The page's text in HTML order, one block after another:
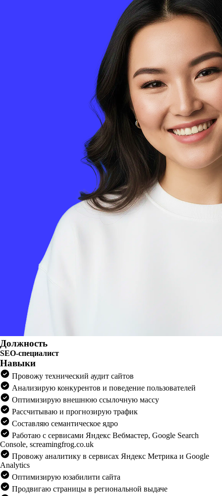
Должность
SEO-специалист
Навыки
Провожу технический аудит сайтов
Анализирую конкурентов и поведение пользователей
Оптимизирую внешнюю ссылочную массу
Рассчитываю и прогнозирую трафик
Составляю семантическое ядро
Работаю с сервисами Яндекс Вебмастер, Google Search
Console, screamingfrog.co.uk
Провожу аналитику в сервисах Яндекс Метрика и Google
Analytics
Оптимизирую юзабилити сайта
Продвигаю страницы в региональной выдаче